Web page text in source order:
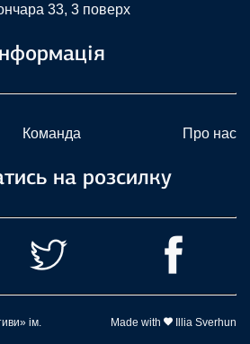
33, 3 поверх
Команда Про нас
на розсилку
ім.
Made with Illia Sverhun